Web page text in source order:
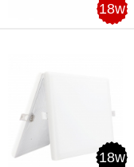
18w
18w